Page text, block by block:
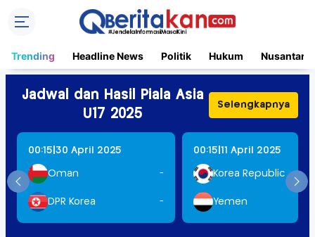
Trending Headline News Politik Hukum Nusantara
Jadwal dan Hasil Piala Asia
U17 2025
Selengkapnya
00:15 30 April 2025
Oman -
DPR Korea -
00:15 11 April 2025
Korea Republic
Yemen